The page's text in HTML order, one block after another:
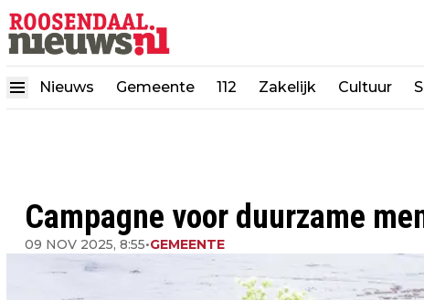
Nieuws Gemeente 112 Zakelijk Cultuur
Campagne voor duurzame
09 NOV 2025, 8:55•GEMEENTE